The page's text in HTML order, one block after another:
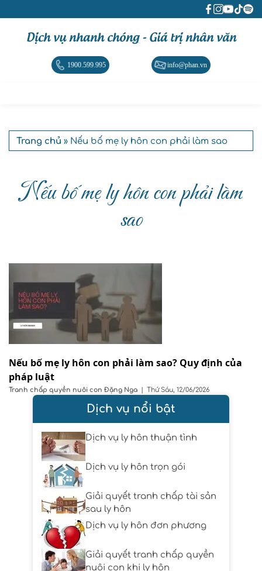
Dịch vụ nhanh chóng - Giá trị nhân văn
1900.599.995 info@phan.vn
Trang chủ » Nếu bố mẹ ly hôn con phải làm sao
Nếu bố mẹ ly hôn con phải làm
sao
Nếu bố mẹ ly hôn con phải làm sao? Quy định của
pháp luật
Tranh chấp quyền nuôi con Đặng Nga | Thứ Sáu, 12/06/2026
Dịch vụ nổi bật
Dịch vụ ly hôn thuận tình
Dịch vụ ly hôn trọn gói
Giải quyết tranh chấp tài sản
sau ly hôn
Dịch vụ ly hôn đơn phương
Giải quyết tranh chấp quyền
nuôi con khi ly hôn